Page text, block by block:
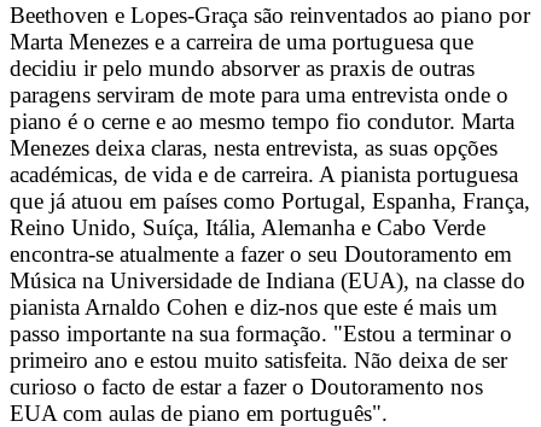
Beethoven e Lopes-Graça são reinventados ao piano por
Marta Menezes e a carreira de uma portuguesa que
decidiu ir pelo mundo absorver as praxis de outras
paragens serviram de mote para uma entrevista onde o
piano é o cerne e ao mesmo tempo fio condutor. Marta
Menezes deixa claras, nesta entrevista, as suas opções
académicas, de vida e de carreira. A pianista portuguesa
que já atuou em países como Portugal, Espanha, França,
Reino Unido, Suíça, Itália, Alemanha e Cabo Verde
encontra-se atualmente a fazer o seu Doutoramento em
Música na Universidade de Indiana (EUA), na classe do
pianista Arnaldo Cohen e diz-nos que este é mais um
passo importante na sua formação. "Estou a terminar o
primeiro ano e estou muito satisfeita. Não deixa de ser
curioso o facto de estar a fazer o Doutoramento nos
EUA com aulas de piano em português".